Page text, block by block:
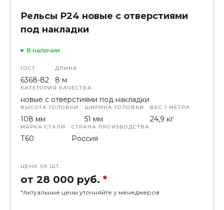
Рельсы Р24 новые с отверстиями
под накладки
В наличии
ГОСТ
6368-82
ДЛИНА
8 м
КАТЕГОРИЯ КАЧЕСТВА
новые с отверстиями под накладки
ВЫСОТА ГОЛОВКИ
108 мм
ШИРИНА ГОЛОВКИ
51 мм
ВЕС 1 МЕТРА
24,9 кг
МАРКА СТАЛИ
Т60
СТРАНА ПРОИЗВОДСТВА
Россия
ЦЕНА ЗА ШТ.
от 28 000 руб. *
*Актуальные цены уточняйте у менеджеров